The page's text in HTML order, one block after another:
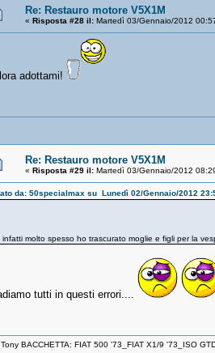
Re: Restauro motore V5X1M
« Risposta #28 il: Martedì 03/Gennaio/2012
adottami!
Re: Restauro motore V5X1M
« Risposta #29 il: Martedì 03/Gennaio/2012
da: 50specialmax su Lunedì 02/Gennaio/2012
infatti molto spesso ho trascurato moglie e figli per la
tutti in questi errori....
BACCHETTA: FIAT 500 '73_FIAT X1/9 '73_ISO